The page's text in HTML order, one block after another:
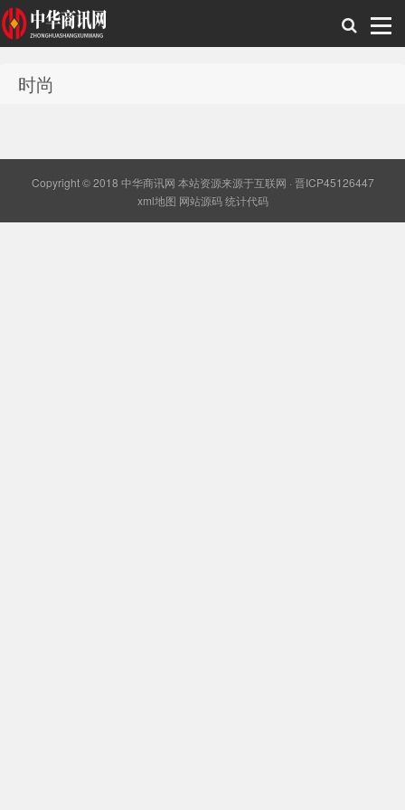
时尚
Copyright © 2018 中华商讯网 本站资源来源于互联网 · 晋ICP45126447
xml地图 网站源码统计代码